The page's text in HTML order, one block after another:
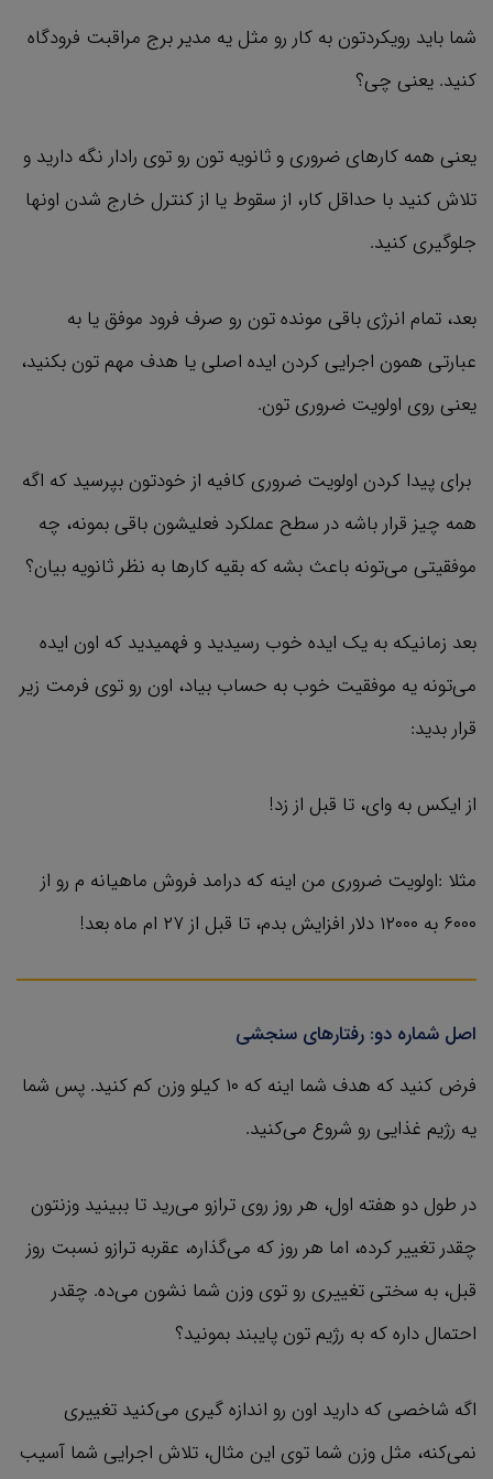
شما باید رویکردتون به کار رو مثل یه مدیر برج مراقبت‌ فرودگاه
کنید. یعنی چی؟
یعنی همه کارهای ضروری و ثانویه تون رو توی رادار نگه دارید و
تلاش کنید با حداقل کار، از سقوط یا از کنترل خارج شدن اونها
جلوگیری کنید.
بعد، تمام انرژی باقی مونده تون رو صرف فرود موفق یا به
عبارتی همون اجرایی کردن ایده اصلی یا هدف مهم تون بکنید،
یعنی روی اولویت ضروری تون.
برای پیدا کردن اولویت ضروری کافیه از خودتون بپرسید که اگه
همه چیز قرار باشه در سطح عملکرد فعلیشون باقی بمونه، چه
موفقیتی می‌تونه باعث بشه که بقیه کارها به نظر ثانویه بیان؟
بعد زمانیکه به یک ایده خوب رسیدید و فهمیدید که اون ایده
می‌تونه یه موفقیت خوب به حساب بیاد، اون رو توی فرمت زیر
قرار بدید:
از ایکس به وای، تا قبل از زد!‌
مثلا :‌اولویت ضروری من اینه که درامد فروش ماهیانه م رو از
۶۰۰۰ به ۱۲۰۰۰ دلار افزایش بدم، تا قبل از ۲۷ ام ماه بعد!
اصل شماره دو: رفتارهای سنجشی
فرض کنید که هدف شما اینه که ۱۰ کیلو وزن کم کنید. پس شما
یه رژیم غذایی رو شروع می‌کنید.
در طول دو هفته اول، هر روز روی ترازو می‌رید تا ببینید وزنتون
چقدر تغییر کرده، اما هر روز که می‌گذاره، عقربه ترازو نسبت روز
قبل، به سختی تغییری رو توی وزن شما نشون می‌ده. چقدر
احتمال داره که به رژیم تون پایبند بمونید؟
اگه شاخصی که دارید اون رو اندازه گیری می‌کنید تغییری
نمی‌کنه، مثل وزن شما توی این مثال، تلاش اجرایی شما آسیب